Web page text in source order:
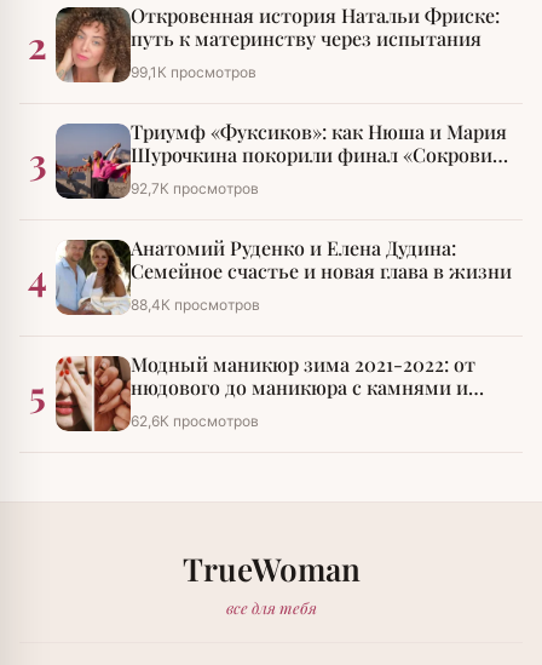
2
Откровенная история Натальи Фриске:
путь к материнству через испытания
99,1К просмотров
3
Триумф «Фуксиков»: как Нюша и Мария
Шурочкина покорили финал «Сокровищ
императора»
92,7К просмотров
4
Анатомий Руденко и Елена Дудина:
Семейное счастье и новая глава в жизни
88,4К просмотров
5
Модный маникюр зима 2021-2022: от
нюдового до маникюра с камнями и
стразами
62,6К просмотров
TrueWoman
все для тебя